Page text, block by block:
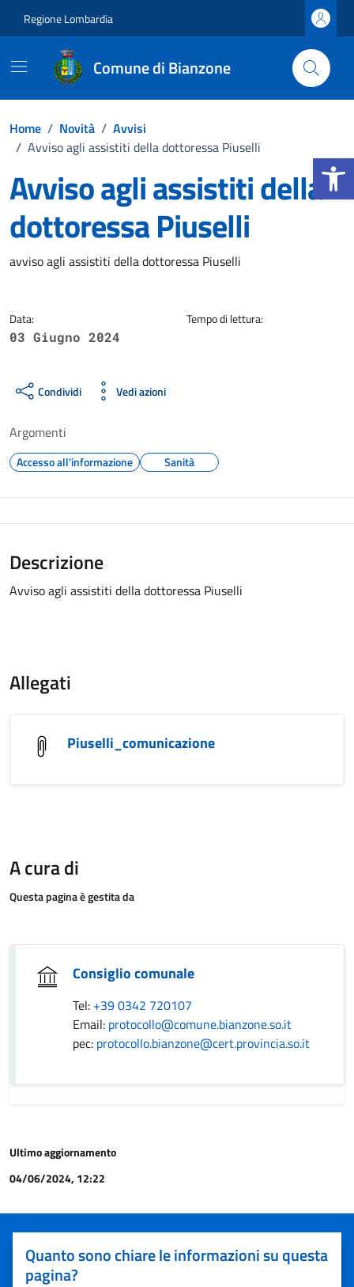
Apri la
Regione Lombardia
Comune di Bianzone
Home / Novità / Avvisi
/ Avviso agli assistiti della dottoressa Piuselli
Avviso agli assistiti della
dottoressa Piuselli
Dettagli della notizia
avviso agli assistiti della dottoressa Piuselli
Data:
03 Giugno 2024
Tempo di lettura:
Condividi Vedi azioni
Argomenti
Accesso all'informazione Sanità
Descrizione
Avviso agli assistiti della dottoressa Piuselli
Allegati
Piuselli_comunicazione
A cura di
Questa pagina è gestita da
Consiglio comunale
Tel: +39 0342 720107
Email: protocollo@comune.bianzone.so.it
pec: protocollo.bianzone@cert.provincia.so.it
Ultimo aggiornamento
04/06/2024, 12:22
Quanto sono chiare le informazioni su questa
pagina?